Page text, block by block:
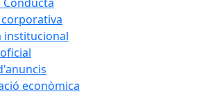
institucional
econòmica